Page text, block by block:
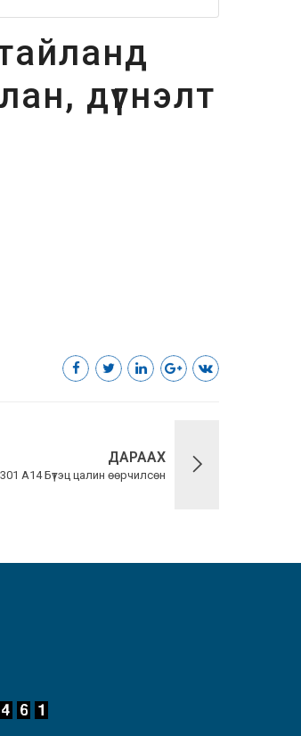
дүгнэлт
ДАРААХ
А14 Бүтэц цалин өөрчилсөн